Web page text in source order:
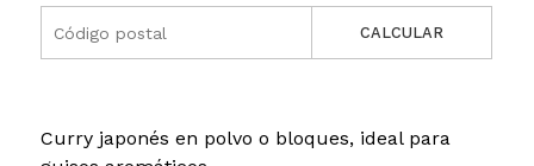
CALCULAR
Curry japonés en polvo o bloques, ideal para